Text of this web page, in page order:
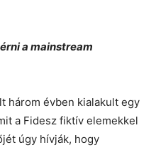
a mainstream
három évben kialakult egy
a Fidesz fiktív elemekkel
úgy hívják, hogy